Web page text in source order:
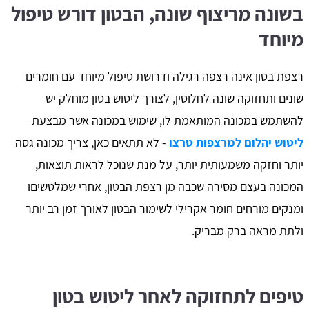
בשונה מריצוף שונה, הבטון דורש טיפול
מיוחד
רצפת בטון אינה רצפה רגילה ודרושת טיפול מיוחד עם חומרים
שונים ותחזוקה שונה לחלוטין, לצורך ליטוש בטון מוחלק יש
להשתמש במכונה המותאמת לו, שימוש במכונה אשר מבצעת
ליטוש יהלום למרצפות טרצו - לא תתאים כאן, צריך מכונה גסה
יותר וחזקה משמעותית יותר, על מנת שנוכל לראות תוצאות,
המכונה בעצם מסירה שכבה מן רצפת הבטון, אחרי שמלטשיםו
ומנקים מורחים חומר אקרילי לשימור הבטון לאורך זמן רב יותר
ולתת מראה ברק מבריק.
טיפים לתחזוקה לאחר ליטוש בטון